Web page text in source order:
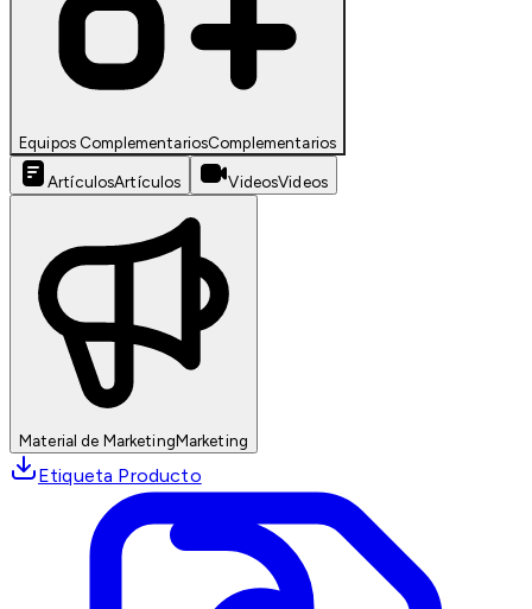
Equipos ComplementariosComplementarios
ArtículosArtículos VideosVideos
Material de MarketingMarketing
Etiqueta Producto